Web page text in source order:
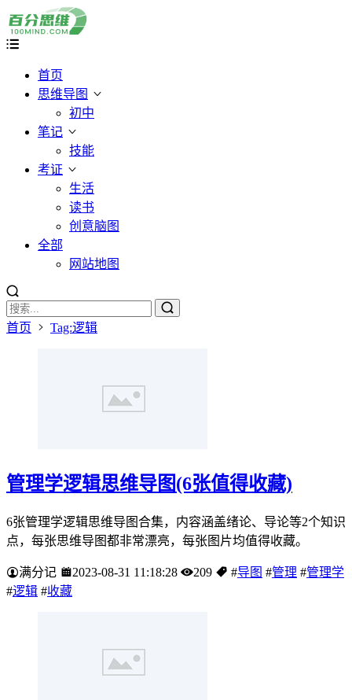
首页
思维导图
初中
笔记
技能
考证
生活
读书
创意脑图
全部
网站地图
首页 Tag:逻辑
管理学逻辑思维导图(6张值得收藏)
6张管理学逻辑思维导图合集，内容涵盖绪论、导论等2个知识
点，每张思维导图都非常漂亮，每张图片均值得收藏。
满分记 2023-08-31 11:18:28 209 #导图 #管理 #管理学
#逻辑 #收藏